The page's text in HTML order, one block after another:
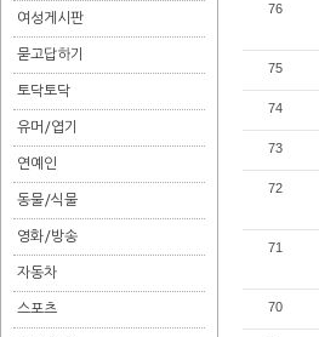
여성게시판
묻고답하기
토닥토닥
유머/엽기
연예인
동물/식물
영화/방송
자동차
스포츠
76
75
74
73
72
71
70